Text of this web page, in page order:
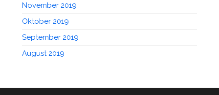
November 2019
Oktober 2019
September 2019
August 2019